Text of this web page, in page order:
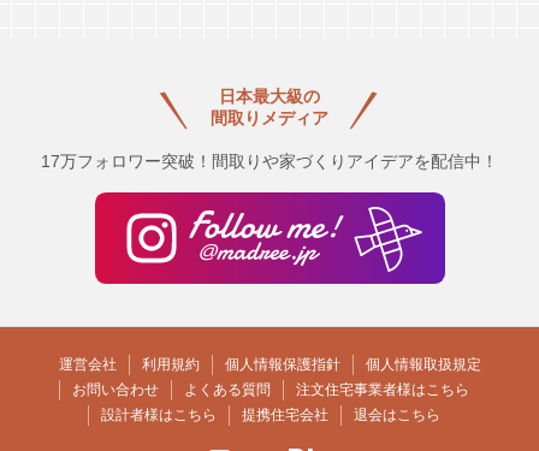
日本最大級の
間取りメディア
17万フォロワー突破！間取りや家づくりアイデアを配信中！
運営会社 利用規約 個人情報保護指針
個人情報取扱規定
お問い合わせ
よくある質問
注文住宅事業者様はこちら
設計者様はこちら
提携住宅会社 退会はこちら